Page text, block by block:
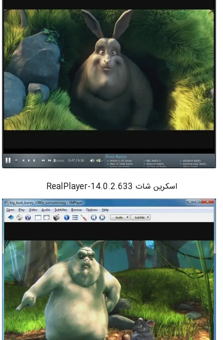
اسکرین شات RealPlayer-14.0.2.633